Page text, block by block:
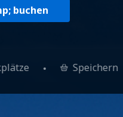
buchen
Speichern